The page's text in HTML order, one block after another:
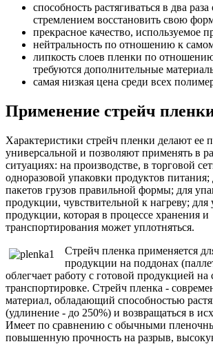
способность растягиваться в два
стремлением восстановить свою
прекрасное качество, используемое
нейтральность по отношению к
липкость слоев пленки по
требуются дополнительные
самая низкая цена среди всех
Применение стрейч
Характеристики стрейч пленки делают ее
универсальной и позволяют применять в
ситуациях: на производстве, в торговой
одноразовой упаковки продуктов питания;
пакетов грузов правильной формы; для
продукции, чувствительной к нагреву; для
продукции, которая в процессе хранения и
транспортирования может уплотняться.
Стрейч пленка применяется
продукции на поддонах
облегчает работу с готовой продукцией на
транспортировке. Стрейч пленка -
материал, обладающий способностью
(удлинение - до 250%) и возвращаться в
Имеет по сравнению с обычными
повышенную прочность на разрыв,